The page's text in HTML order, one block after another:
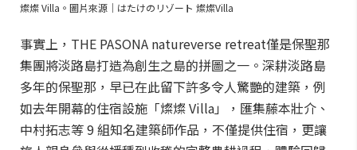
燦燦 Villa。圖片來源｜はたけのリゾート 燦燦Villa
事實上，THE PASONA natureverse retreat僅是保聖那
集團將淡路島打造為創生之島的拼圖之一。深耕淡路島
多年的保聖那，早已在此留下許多令人驚艷的建築，例
如去年開幕的住宿設施「燦燦 Villa」，匯集藤本壯介、
中村拓志等 9 組知名建築師作品，不僅提供住宿，更讓